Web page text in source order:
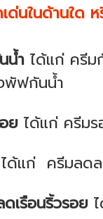
เด่นในด้านใ
น้ำ ได้แก่ ครี
พัฟกันน้ำ
ย ได้แก่ ครีม
ด้แก่ ครีมลดลอ
เรือนริ้วรอย